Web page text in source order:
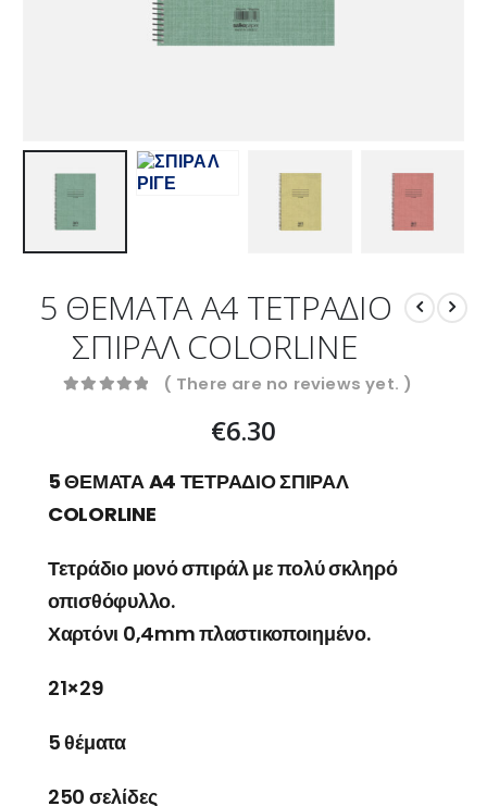
5 ΘΕΜΑΤΑ A4 ΤΕΤΡΑΔΙΟ
ΣΠΙΡΑΛ COLORLINE
( There are no reviews yet. )
€6.30
5 ΘΕΜΑΤΑ A4 ΤΕΤΡΑΔΙΟ ΣΠΙΡΑΛ
COLORLINE
Τετράδιο μονό σπιράλ με πολύ σκληρό
οπισθόφυλλο.
Χαρτόνι 0,4mm πλαστικοποιημένο.
21×29
5 θέματα
250 σελίδες